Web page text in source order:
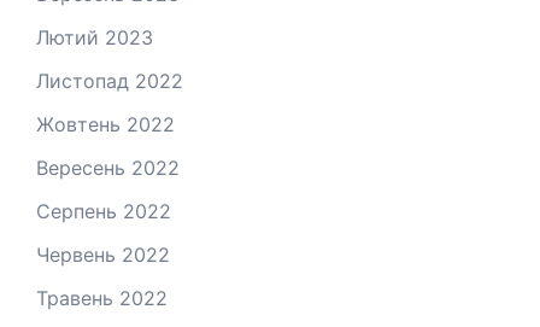
Лютий 2023
Листопад 2022
Жовтень 2022
Вересень 2022
Серпень 2022
Червень 2022
Травень 2022